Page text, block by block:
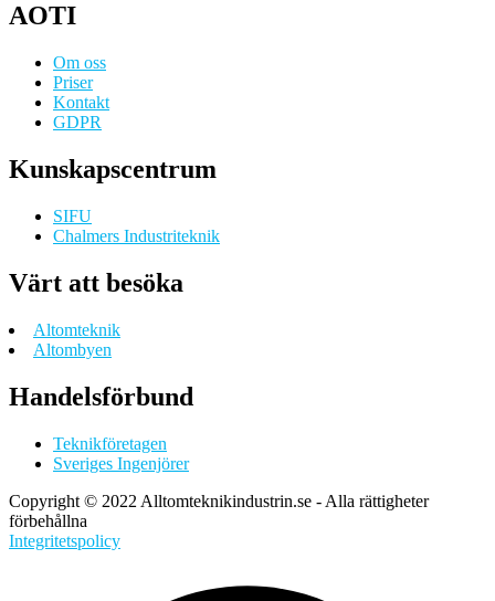
AOTI
Om oss
Priser
Kontakt
GDPR
Kunskapscentrum
SIFU
Chalmers Industriteknik
Värt att besöka
Altomteknik
Altombyen
Handelsförbund
Teknikföretagen
Sveriges Ingenjörer
Copyright © 2022 Alltomteknikindustrin.se - Alla rättigheter
förbehållna
Integritetspolicy